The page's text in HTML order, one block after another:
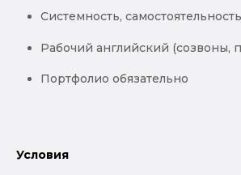
Системность, самостоятельность
Рабочий английский (созвоны,
Портфолио обязательно
Условия